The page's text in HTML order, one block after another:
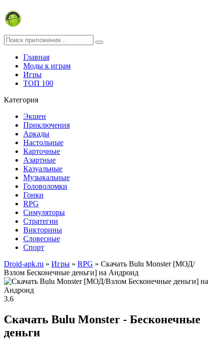
Главная
Моды к играм
Игры
ТОП 100
Категория
Экшен
Приключения
Аркады
Настольные
Карточные
Азартные
Казуальные
Музыкальные
Головоломки
Гонки
RPG
Симуляторы
Стратегии
Викторины
Словесные
Спорт
Droid-apk.ru » Игры » RPG » Скачать Bulu Monster [МОД/
Взлом Бесконечные деньги] на Андроид
3.6
Скачать Bulu Monster - Бесконечные
деньги